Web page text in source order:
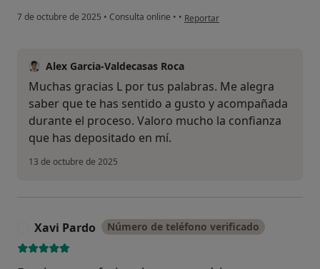
7 de octubre de 2025 • Consulta online • • en opinión del usuario L.G
Reportar
Alex Garcia-Valdecasas Roca
Muchas gracias L por tus palabras. Me alegra
saber que te has sentido a gusto y acompañada
durante el proceso. Valoro mucho la confianza
que has depositado en mí.
13 de octubre de 2025
Xavi Pardo Número de teléfono verificado